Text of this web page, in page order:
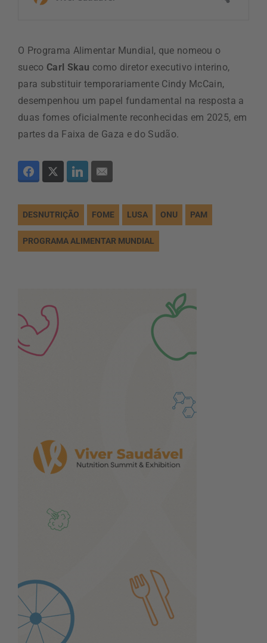
O Programa Alimentar Mundial, que nomeou o
sueco Carl Skau como diretor executivo interino,
para substituir temporariamente Cindy McCain,
desempenhou um papel fundamental na resposta a
duas fomes oficialmente reconhecidas em 2025, em
partes da Faixa de Gaza e do Sudão.
DESNUTRIÇÃO FOME LUSA ONU PAM
PROGRAMA ALIMENTAR MUNDIAL